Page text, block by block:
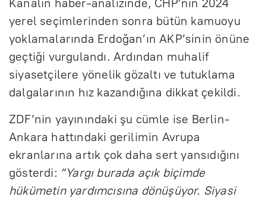
Kanalın haber-analizinde, CHP’nin 2024
yerel seçimlerinden sonra bütün kamuoyu
yoklamalarında Erdoğan’ın AKP’sinin önüne
geçtiği vurgulandı. Ardından muhalif
siyasetçilere yönelik gözaltı ve tutuklama
dalgalarının hız kazandığına dikkat çekildi.
ZDF’nin yayınındaki şu cümle ise Berlin-
Ankara hattındaki gerilimin Avrupa
ekranlarına artık çok daha sert yansıdığını
gösterdi: “Yargı burada açık biçimde
hükümetin yardımcısına dönüşüyor. Siyasi